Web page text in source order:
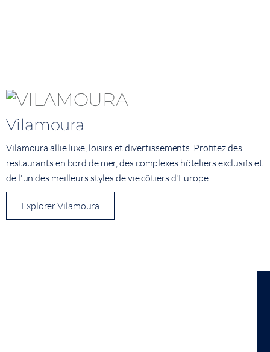
Vilamoura
Vilamoura allie luxe, loisirs et divertissements. Profitez des
restaurants en bord de mer, des complexes hôteliers exclusifs et
de l'un des meilleurs styles de vie côtiers d'Europe.
Explorer Vilamoura